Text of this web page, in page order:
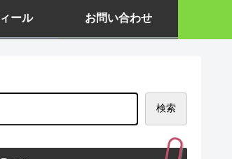
ール お問い合わせ
検索